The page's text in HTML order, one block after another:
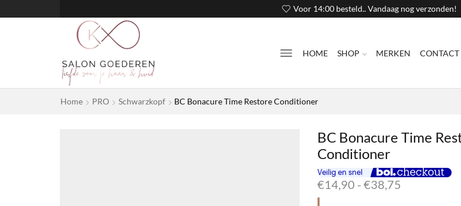
Voor 14:00 besteld.. Vandaag nog verzonden!
HOME SHOP MERKEN CONTACT
Home PRO Schwarzkopf BC Bonacure Time Restore Conditioner
BC Bonacure Time
Conditioner
€14,90 - €38,75